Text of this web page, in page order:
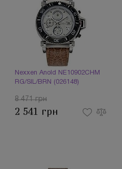
Nexxen Anold NE10902CHM
RG/SIL/BRN (026148)
8 471 грн
2 541 грн